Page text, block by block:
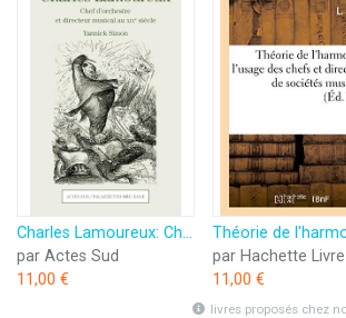
Charles Lamoureux: Chef d'orchestre et directeur musical au XIXe siècle
par Actes Sud
11,00 €
par Hachette Livre
11,00 €
livres proposés chez